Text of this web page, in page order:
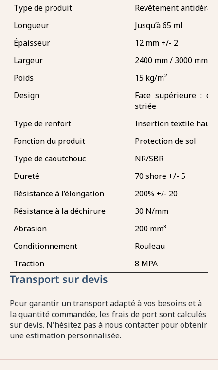
Type de produit
Revêtement
Longueur
Jusqu’à 65 ml
Épaisseur
12 mm +/- 2
Largeur
2400 mm / 3000 mm
Poids
15 kg/m²
Design
Face supérieure :
striée
Type de renfort
Insertion textile
Fonction du produit
Protection de sol
Type de caoutchouc
NR/SBR
Dureté
70 shore +/- 5
Résistance à l’élongation
200% +/- 20
Résistance à la déchirure
30 N/mm
Abrasion
200 mm³
Conditionnement
Rouleau
Traction
8 MPA
Transport sur devis
Pour garantir un transport adapté à vos besoins et à
la quantité commandée, les frais de port sont calculés
sur devis. N'hésitez pas à nous contacter pour obtenir
une estimation personnalisée.